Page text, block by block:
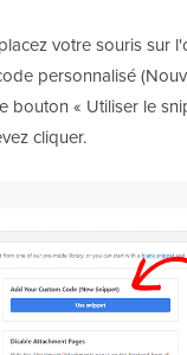
votre souris sur
personnalisé
bouton « Utiliser le
cliquer.